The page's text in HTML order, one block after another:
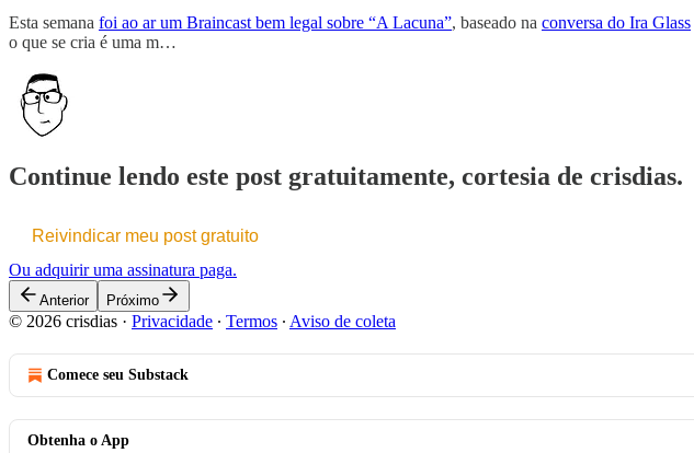
Esta semana foi ao ar um Braincast bem legal sobre “A Lacuna”, baseado na conversa do Ira Glass
o que se cria é uma m…
Continue lendo este post gratuitamente, cortesia de crisdias.
Reivindicar meu post gratuito
Ou adquirir uma assinatura paga.
Anterior Próximo
© 2026 crisdias · Privacidade ∙ Termos ∙ Aviso de coleta
Comece seu Substack
Obtenha o App